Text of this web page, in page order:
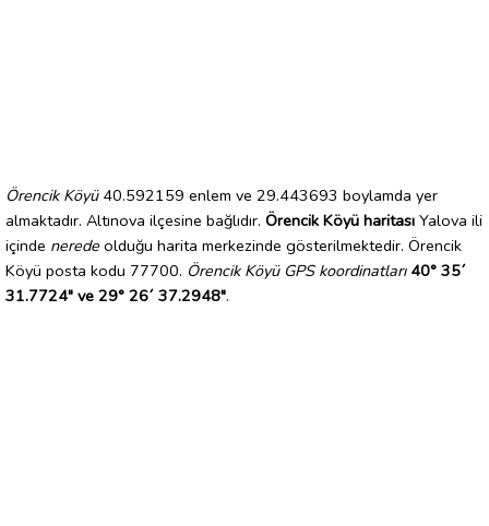
Örencik Köyü40.592159 enlem ve 29.443693 boylamda yer
almaktadır. Altınova ilçesine bağlıdır. Örencik Köyü haritası Yalova ili
içinde nerede olduğu harita merkezinde gösterilmektedir. Örencik
Köyü posta kodu 77700. Örencik Köyü GPS koordinatları 40° 35´
31.7724" ve 29° 26´ 37.2948".